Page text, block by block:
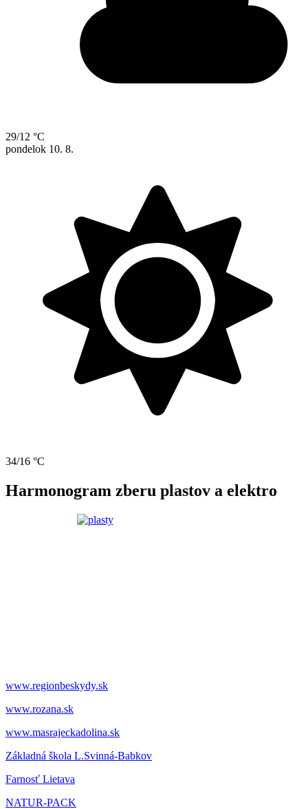
29/12 °C
pondelok 10. 8.
34/16 °C
Harmonogram zberu plastov a elektro
www.regionbeskydy.sk
www.rozana.sk
www.masrajeckadolina.sk
Základná škola L.Svinná-Babkov
Farnosť Lietava
NATUR-PACK